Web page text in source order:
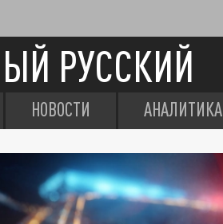
РУССКИЙ
НОВОСТИ АНАЛИТИКА